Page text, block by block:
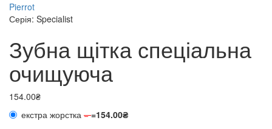
Pierrot
Серія: Specialist
Зубна щітка спеціальна
очищуюча
154.00₴
екстра жорстка ==154.00₴